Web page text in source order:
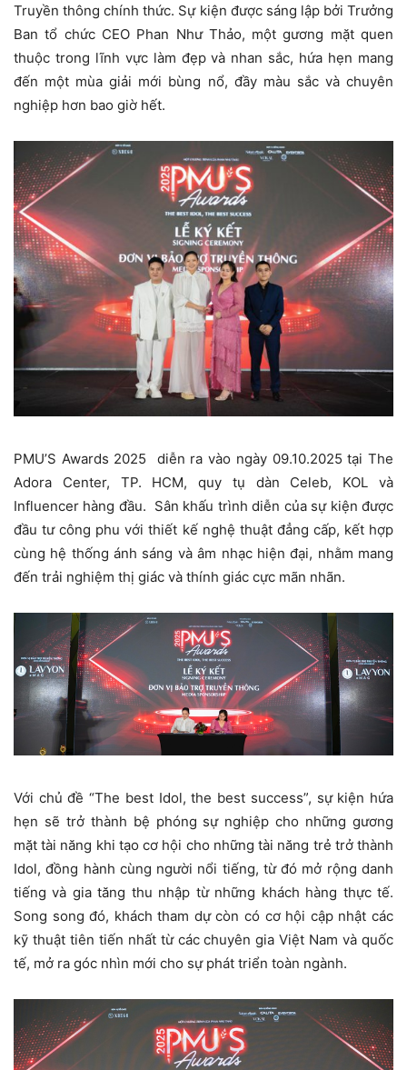
Truyền thông chính thức. Sự kiện được sáng lập bởi Trưởng
Ban tổ chức CEO Phan Như Thảo, một gương mặt quen
thuộc trong lĩnh vực làm đẹp và nhan sắc, hứa hẹn mang
đến một mùa giải mới bùng nổ, đầy màu sắc và chuyên
nghiệp hơn bao giờ hết.
PMU’S Awards 2025 diễn ra vào ngày 09.10.2025 tại The
Adora Center, TP. HCM, quy tụ dàn Celeb, KOL và
Influencer hàng đầu. Sân khấu trình diễn của sự kiện được
đầu tư công phu với thiết kế nghệ thuật đẳng cấp, kết hợp
cùng hệ thống ánh sáng và âm nhạc hiện đại, nhằm mang
đến trải nghiệm thị giác và thính giác cực mãn nhãn.
Với chủ đề “The best Idol, the best success”, sự kiện hứa
hẹn sẽ trở thành bệ phóng sự nghiệp cho những gương
mặt tài năng khi tạo cơ hội cho những tài năng trẻ trở thành
Idol, đồng hành cùng người nổi tiếng, từ đó mở rộng danh
tiếng và gia tăng thu nhập từ những khách hàng thực tế.
Song song đó, khách tham dự còn có cơ hội cập nhật các
kỹ thuật tiên tiến nhất từ các chuyên gia Việt Nam và quốc
tế, mở ra góc nhìn mới cho sự phát triển toàn ngành.